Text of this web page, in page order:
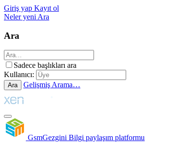
Giriş yap Kayıt ol
Neler yeni Ara
Ara
Sadece başlıkları ara
Kullanıcı:
Ara Gelişmiş Arama…
GsmGezgini Bilgi paylaşım platformu